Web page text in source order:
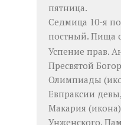
пятница.
Седмица 10-я
постный. Пища
Успение прав.
Пресвятой
Олимпиады (
Евпраксии
Макария (икона
Унженского.